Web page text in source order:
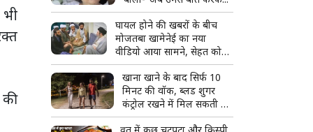
की
घायल होने की खबरों के बीच
मोजतबा खामेनेई का नया
वीडियो आया सामने, सेहत को
लेकर क्या है अपडेट?
खाना खाने के बाद सिर्फ 10
मिनट की वॉक, ब्लड शुगर
कंट्रोल रखने में मिल सकती है
मदद